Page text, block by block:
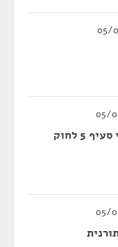
ועדת המשנה לעניינים חסויים לפי סעיף 5 לחוק